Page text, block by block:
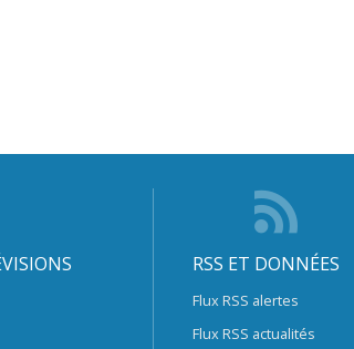
RSS ET DONNÉES
Flux RSS alertes
Flux RSS actualités